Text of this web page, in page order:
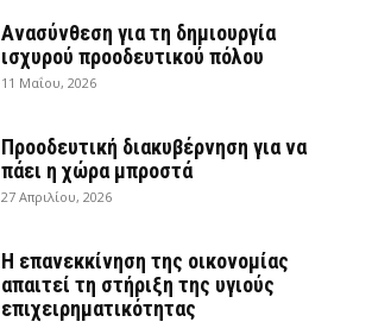
Ανασύνθεση για τη δημιουργία
ισχυρού προοδευτικού πόλου
11 Μαΐου, 2026
Προοδευτική διακυβέρνηση για να
πάει η χώρα μπροστά
27 Απριλίου, 2026
Η επανεκκίνηση της οικονομίας
απαιτεί τη στήριξη της υγιούς
επιχειρηματικότητας